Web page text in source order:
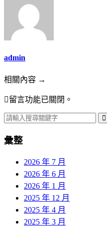
admin
相關內容 →
留言功能已關閉。
彙整
2026 年 7 月
2026 年 6 月
2026 年 1 月
2025 年 12 月
2025 年 4 月
2025 年 3 月